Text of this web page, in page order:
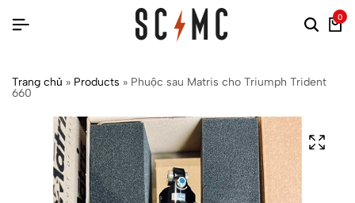
0
Trang chủ » Products » Phuộc sau Matris cho Triumph Trident
660